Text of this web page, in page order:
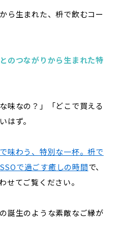
ら生まれた、枡で飲むコー
のつながりから生まれた特
味なの？」「どこで買える
はず。
で味わう、特別な一杯。枡で
で過ごす癒しの時間で、
せてご覧ください。
誕生のような素敵なご縁が